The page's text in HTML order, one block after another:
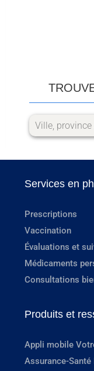
Services en
Prescriptions
Vaccination
Évaluations et
Médicaments
Consultations
Produits et
Appli mobile
Assurance-Santé